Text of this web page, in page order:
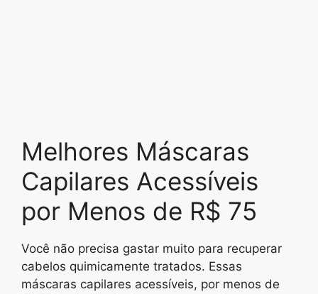
Melhores Máscaras
Capilares Acessíveis
por Menos de R$ 75
Você não precisa gastar muito para recuperar
cabelos quimicamente tratados. Essas
máscaras capilares acessíveis, por menos de